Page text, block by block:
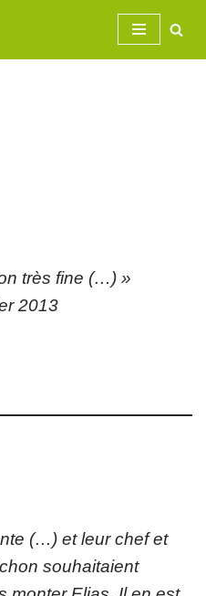
très fine (…) »
2013
(…) et leur chef et
souhaitaient